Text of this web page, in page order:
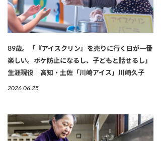
89歳。「『アイスクリン』を売りに行く日が一番
楽しい。ボケ防止になるし、子どもと話せるし」
生涯現役｜高知・土佐「川崎アイス」川崎久子
2026.06.25